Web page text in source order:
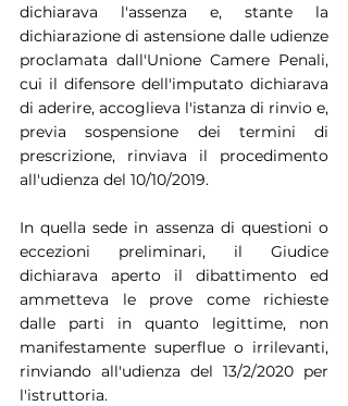
dichiarava l'assenza e, stante la
dichiarazione di astensione dalle udienze
proclamata dall'Unione Camere Penali,
cui il difensore dell'imputato dichiarava
di aderire, accoglieva l'istanza di rinvio e,
previa sospensione dei termini di
prescrizione, rinviava il procedimento
all'udienza del 10/10/2019.
In quella sede in assenza di questioni o
eccezioni preliminari, il Giudice
dichiarava aperto il dibattimento ed
ammetteva le prove come richieste
dalle parti in quanto legittime, non
manifestamente superflue o irrilevanti,
rinviando all'udienza del 13/2/2020 per
l'istruttoria.